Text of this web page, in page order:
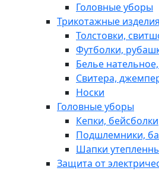
Головные уборы
Трикотажные изделия
Толстовки,
Футболки,
Белье
Свитера,
Носки
Головные уборы
Кепки, бейсболки
Подшлемники,
Шапки
Защита от